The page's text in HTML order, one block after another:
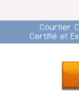
Courtier
Certifié et